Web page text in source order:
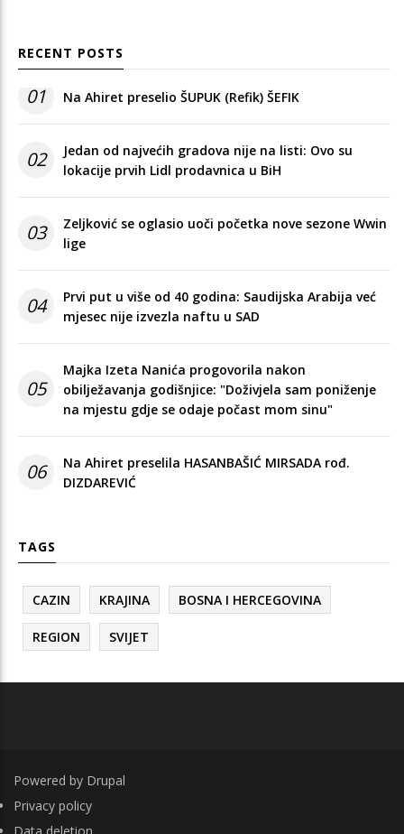
RECENT POSTS
01 Na Ahiret preselio ŠUPUK (Refik) ŠEFIK
02
Jedan od najvećih gradova nije na listi: Ovo su
lokacije prvih Lidl prodavnica u BiH
03
Zeljković se oglasio uoči početka nove sezone Wwin
lige
04
Prvi put u više od 40 godina: Saudijska Arabija već
mjesec nije izvezla naftu u SAD
05
Majka Izeta Nanića progovorila nakon
obilježavanja godišnjice: "Doživjela sam poniženje
na mjestu gdje se odaje počast mom sinu"
06
Na Ahiret preselila HASANBAŠIĆ MIRSADA rođ.
DIZDAREVIĆ
TAGS
CAZIN KRAJINA BOSNA I HERCEGOVINA
REGION SVIJET
Powered by Drupal
FOOTER
Privacy policy